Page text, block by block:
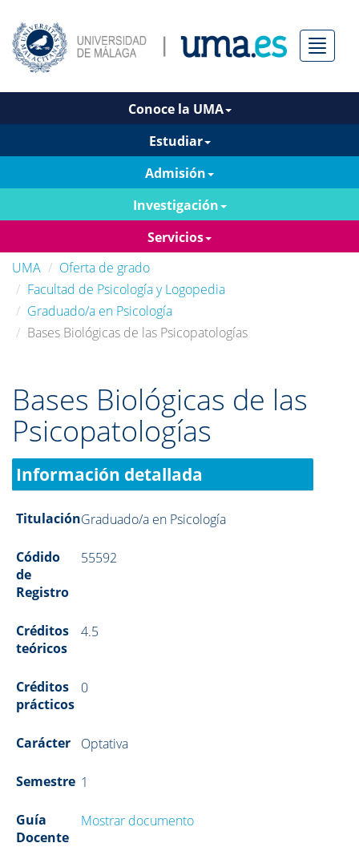
Menú
Conoce la UMA
Estudiar
Admisión
Investigación
Servicios
UMA
Oferta de grado
Facultad de Psicología y Logopedia
Graduado/a en Psicología
Bases Biológicas de las Psicopatologías
Bases Biológicas de las
Psicopatologías
Información detallada
TitulaciónGraduado/a en Psicología
Códido
de
Registro
55592
Créditos
teóricos
4.5
Créditos
prácticos
0
Carácter Optativa
Semestre 1
Guía
Docente
Mostrar documento